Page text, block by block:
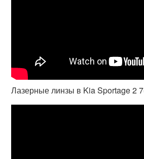
Лазерные линзы в Kia Sportage 2